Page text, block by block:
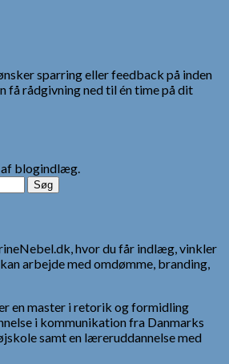
sparring eller feedback på inden
få rådgivning ned til én time på dit
blogindlæg.
hvor du får indlæg, vinkler
arbejde med omdømme, branding,
en master i retorik og formidling
i kommunikation fra Danmarks
samt en læreruddannelse med